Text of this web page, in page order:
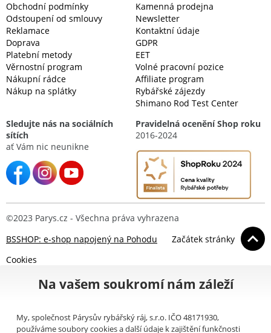
Obchodní podmínky
Odstoupení od smlouvy
Reklamace
Doprava
Platební metody
Věrnostní program
Nákupní rádce
Nákup na splátky
Kamenná prodejna
Newsletter
Kontaktní údaje
GDPR
EET
Volné pracovní pozice
Affiliate program
Rybářské zájezdy
Shimano Rod Test Center
Sledujte nás na sociálních
sítích
ať Vám nic neunikne
Pravidelná ocenění Shop roku
2016-2024
©2023 Parys.cz - Všechna práva vyhrazena
BSSHOP: e-shop napojený na Pohodu
Začátek stránky
Cookies
Na vašem soukromí nám záleží
My, společnost Párysův rybářský ráj, s.r.o. IČO 48171930,
používáme soubory cookies a další údaje k zajištění funkčnosti